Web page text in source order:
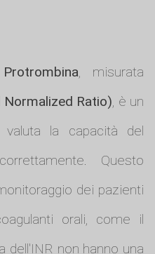
, misurata
Normalized Ratio), è un
la capacità del
Questo
dei pazienti
orali, come il
dell'INR non hanno una